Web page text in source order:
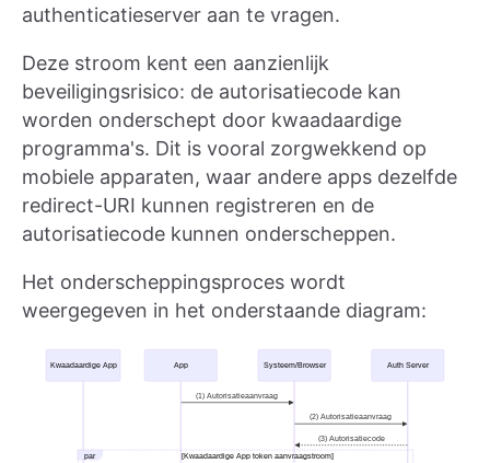
authenticatieserver aan te vragen.
Deze stroom kent een aanzienlijk
beveiligingsrisico: de autorisatiecode kan
worden onderschept door kwaadaardige
programma's. Dit is vooral zorgwekkend op
mobiele apparaten, waar andere apps dezelfde
redirect-URI kunnen registreren en de
autorisatiecode kunnen onderscheppen.
Het onderscheppingsproces wordt
weergegeven in het onderstaande diagram: